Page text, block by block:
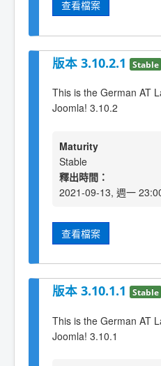
查看檔案
版本 3.10.2.1 Stable
This is the German AT
Joomla! 3.10.2
Maturity
Stable
釋出時間：
2021-09-13, 週一
查看檔案
版本 3.10.1.1 Stable
This is the German AT
Joomla! 3.10.1